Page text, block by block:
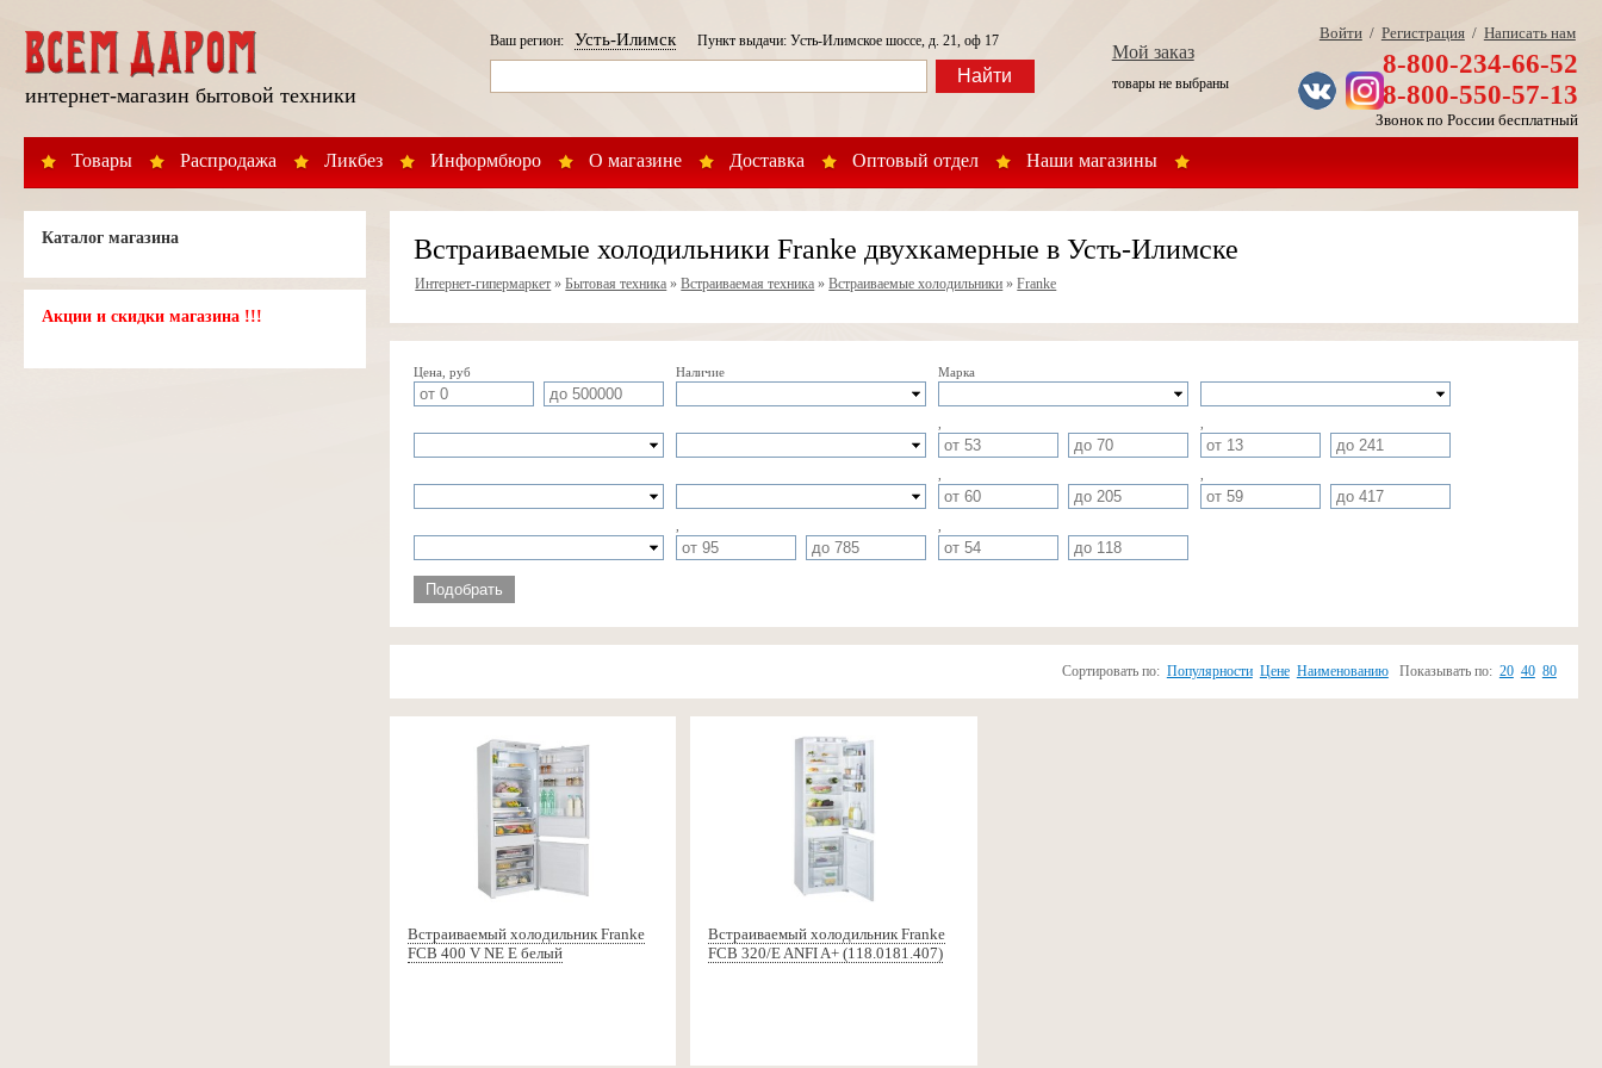
интернет-магазин бытовой техники
Товары Распродажа Ликбез Информбюро О магазине Доставка Оптовый отдел Наши магазины
Ваш регион: Усть-ИлимскПункт выдачи: Усть-Илимское шоссе, д. 21, оф 17
Найти
Мой заказ
товары не выбраны
Войти/ Регистрация/ Написать нам
8-800-234-66-52
8-800-550-57-13
Звонок по России бесплатный
Каталог магазина
Акции и скидки магазина !!!
Встраиваемые холодильники Franke двухкамерные в Усть-Илимске
Интернет-гипермаркет »Бытовая техника »Встраиваемая техника »Встраиваемые холодильники »Franke
Цена, руб Наличие Марка
Подобрать
Сортировать по: Популярности Цене Наименованию Показывать по: 20 40 80
Встраиваемый холодильник Franke
FCB 400 V NE E белый
Встраиваемый холодильник Franke
FCB 320/E ANFI A+ (118.0181.407)